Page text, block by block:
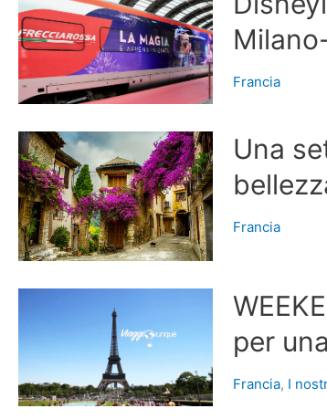
Francia
Una
Francia
per
Francia, I